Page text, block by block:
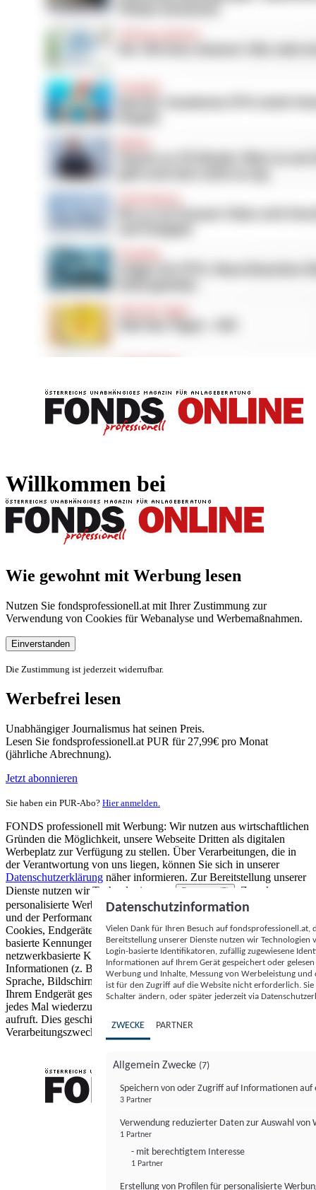
Willkommen bei
Wie gewohnt mit Werbung lesen
Nutzen Sie fondsprofessionell.at mit Ihrer Zustimmung zur
Verwendung von Cookies für Webanalyse und Werbemaßnahmen.
Einverstanden
Die Zustimmung ist jederzeit widerrufbar.
Werbefrei lesen
Unabhängiger Journalismus hat seinen Preis.
Lesen Sie fondsprofessionell.at PUR für 27,99€ pro Monat
(jährliche Abrechnung).
Jetzt abonnieren
Sie haben ein PUR-Abo? Hier anmelden.
FONDS professionell mit Werbung: Wir nutzen aus wirtschaftlichen
Gründen die Möglichkeit, unsere Webseite Dritten als digitalen
Werbeplatz zur Verfügung zu stellen. Über Verarbeitungen, die in
der Verantwortung von uns liegen, können Sie sich in unserer
Datenschutzerklärung näher informieren. Zur Bereitstellung unserer
Dienste nutzen wir Technologien von
Partnern (5)
. Zwecke:
personalisierte Werbung und Inhalte, Messung von Werbeleistung
und der Performance von Inhalten sowie Zielgruppenforschung.
Cookies, Endgeräte- oder ähnliche Online-Kennungen (z. B. login-
basierte Kennungen, zufällig generierte Kennungen,
netzwerkbasierte Kennungen) können zusammen mit anderen
Informationen (z. B. Browsertyp und Browserinformationen,
Sprache, Bildschirmgröße, unterstützte Technologien usw.) auf
Ihrem Endgerät gespeichert oder von dort ausgelesen werden, um es
jedes Mal wiederzuerkennen, wenn es eine App oder einer Webseite
aufruft. Dies geschieht für einen oder mehrere der hier aufgeführten
Verarbeitungszwecke.
Datenschutzinformation
Vielen Dank für Ihren Besuch auf
Bereitstellung unserer Dienste nutzen wir Technologien
Login-basierte Identifikatoren, zufällig zugewiesene
Informationen auf Ihrem Gerät gespeichert oder
Werbung und Inhalte, Messung von Werbeleistung
ist für den Zugriff auf die Website nicht erforderlich.
Schalter ändern, oder später jederzeit via
ZWECKE PARTNER
Allgemein Zwecke (7)
Speichern von oder Zugriff auf Informationen auf
3 Partner
Verwendung reduzierter Daten zur Auswahl von
1 Partner
- mit berechtigtem Interesse
1 Partner
Erstellung von Profilen für personalisierte
FONDS professionell